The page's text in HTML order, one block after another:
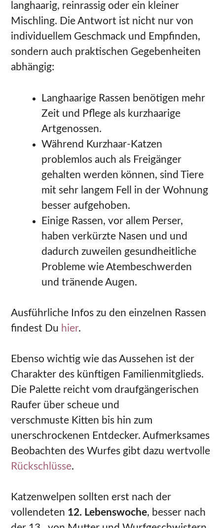
langhaarig, reinrassig oder ein kleiner
Mischling. Die Antwort ist nicht nur von
individuellem Geschmack und Empfinden,
sondern auch praktischen Gegebenheiten
abhängig:
Langhaarige Rassen benötigen mehr
Zeit und Pflege als kurzhaarige
Artgenossen.
Während Kurzhaar-Katzen
problemlos auch als Freigänger
gehalten werden können, sind Tiere
mit sehr langem Fell in der Wohnung
besser aufgehoben.
Einige Rassen, vor allem Perser,
haben verkürzte Nasen und und
dadurch zuweilen gesundheitliche
Probleme wie Atembeschwerden
und tränende Augen.
Ausführliche Infos zu den einzelnen Rassen
findest Du hier.
Ebenso wichtig wie das Aussehen ist der
Charakter des künftigen Familienmitglieds.
Die Palette reicht vom draufgängerischen
Raufer über scheue und
verschmuste Kitten bis hin zum
unerschrockenen Entdecker. Aufmerksames
Beobachten des Wurfes gibt dazu wertvolle
Rückschlüsse.
Katzenwelpen sollten erst nach der
vollendeten 12. Lebenswoche, besser nach